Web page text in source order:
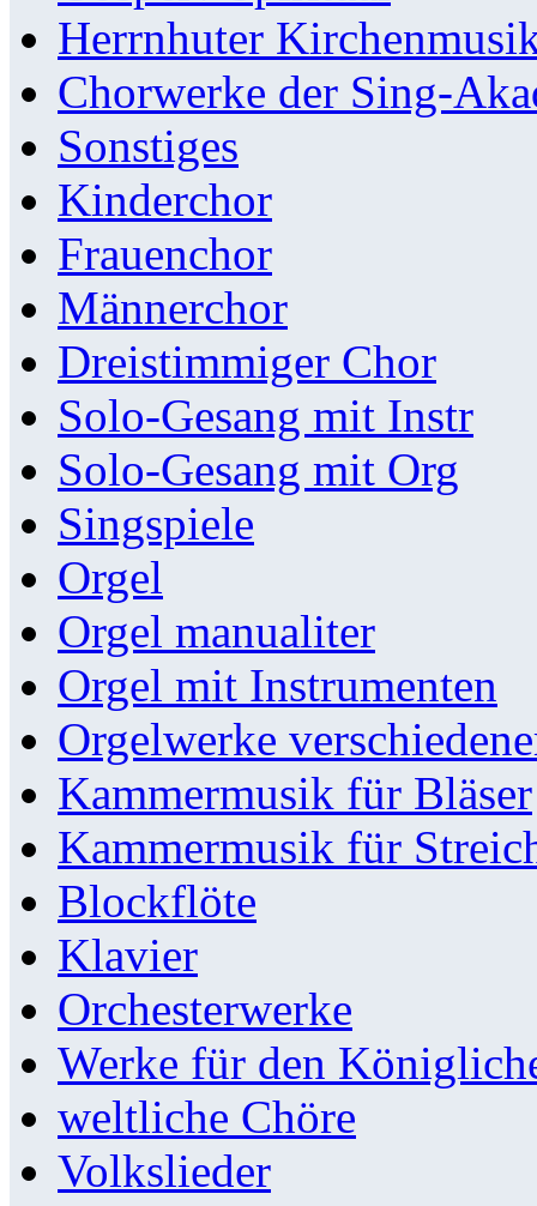
Herrnhuter
Chorwerke der Sing-
Sonstiges
Kinderchor
Frauenchor
Männerchor
Dreistimmiger Chor
Solo-Gesang mit Instr
Solo-Gesang mit Org
Singspiele
Orgel
Orgel manualiter
Orgel mit Instrumenten
Orgelwerke
Kammermusik für Bläser
Kammermusik für
Blockflöte
Klavier
Orchesterwerke
Werke für den
weltliche Chöre
Volkslieder